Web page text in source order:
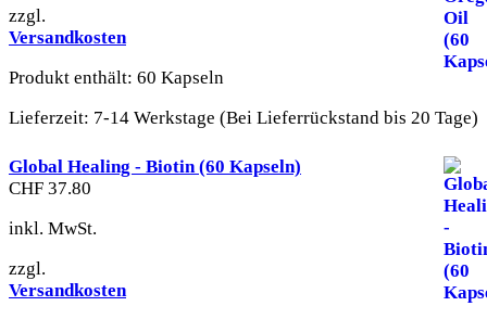
zzgl.
Versandkosten
Produkt enthält: 60 Kapseln
Lieferzeit: 7-14 Werkstage (Bei Lieferrückstand bis 20 Tage)
Global Healing - Biotin (60 Kapseln)
CHF 37.80
inkl. MwSt.
zzgl.
Versandkosten